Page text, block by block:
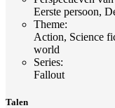
Eerste persoon,
Theme:
Action, Science
world
Series:
Fallout
Talen